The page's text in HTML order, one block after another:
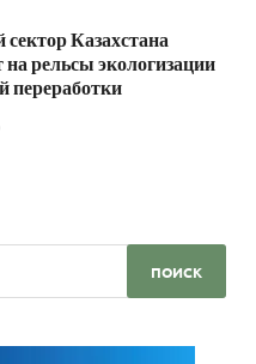
Казахстана
на рельсы экологизации
переработки